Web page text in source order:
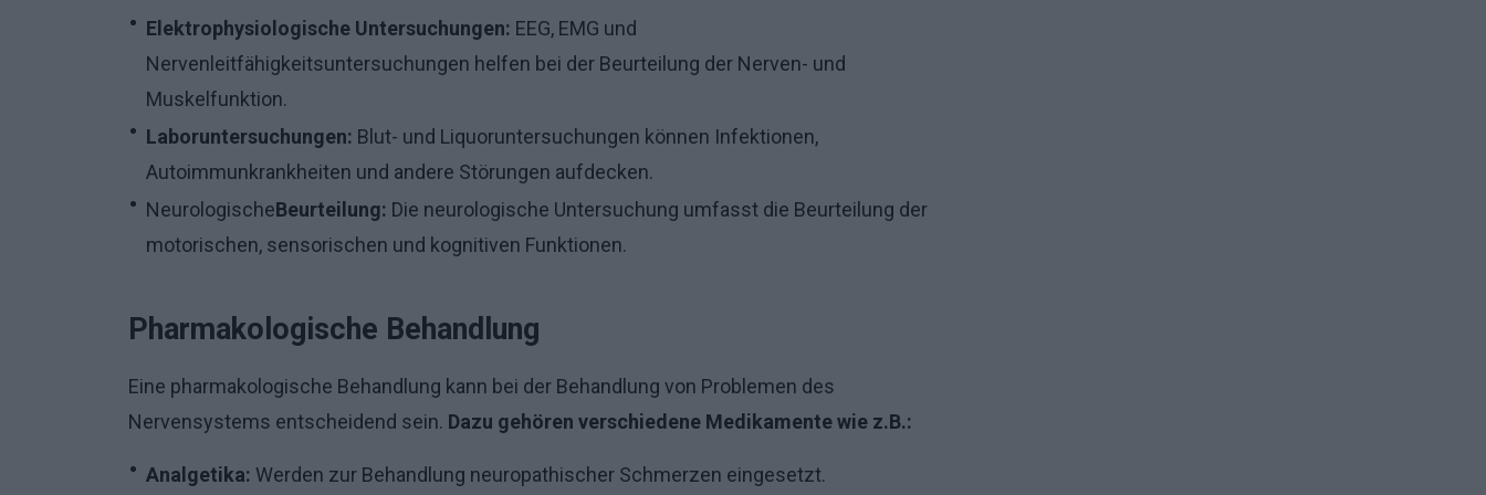
Elektrophysiologische Untersuchungen: EEG, EMG und
Nervenleitfähigkeitsuntersuchungen helfen bei der Beurteilung der Nerven- und
Muskelfunktion.
Laboruntersuchungen: Blut- und Liquoruntersuchungen können Infektionen,
Autoimmunkrankheiten und andere Störungen aufdecken.
NeurologischeBeurteilung: Die neurologische Untersuchung umfasst die Beurteilung der
motorischen, sensorischen und kognitiven Funktionen.
Pharmakologische Behandlung
Eine pharmakologische Behandlung kann bei der Behandlung von Problemen des
Nervensystems entscheidend sein. Dazu gehören verschiedene Medikamente wie z.B.:
Analgetika: Werden zur Behandlung neuropathischer Schmerzen eingesetzt.